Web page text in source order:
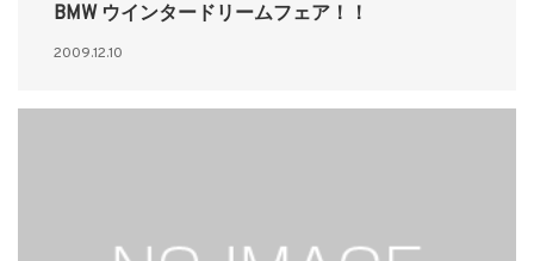
BMW ウインタードリームフェア！！
2009.12.10